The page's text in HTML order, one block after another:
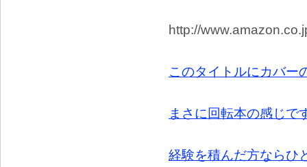
http://
このタイトルにカバー
まさに回転本の感じで
経験を積んだ方ならひ